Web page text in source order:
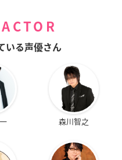
いる声優さん
森川智之